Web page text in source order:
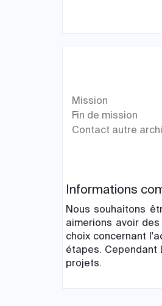
Mission
Fin de mission
Contact autre
Informations
Nous souhaitons
aimerions avoir
choix concernant
étapes. Cependant
projets.